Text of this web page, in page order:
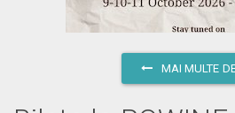
MAI MULTE